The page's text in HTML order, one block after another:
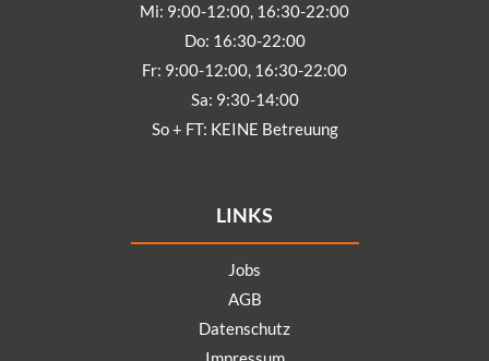
Mi: 9:00-12:00, 16:30-22:00
Do: 16:30-22:00
Fr: 9:00-12:00, 16:30-22:00
Sa: 9:30-14:00
So + FT: KEINE Betreuung
LINKS
Jobs
AGB
Datenschutz